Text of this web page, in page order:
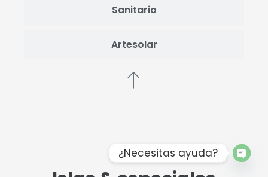
Sanitario
Artesolar
¿Necesitas ayuda?